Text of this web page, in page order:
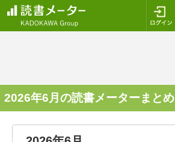
2026年6月の読書メーターまとめ